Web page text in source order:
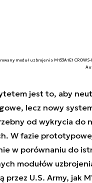
moduł uzbrojenia M153A1E1 CROWS-
jest to, aby
lecz nowy
od wykrycia do
W fazie
w porównaniu do
modułów
przez U.S. Army, jak